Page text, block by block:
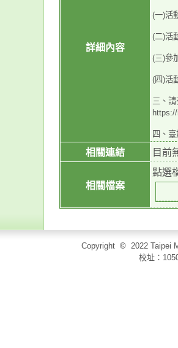
詳細內容
(一)活
(二)活
(三)參
(四)活
三、
四、
相關連結 目前
相關檔案
點選
Copyright © 2022 Taipei
校址：